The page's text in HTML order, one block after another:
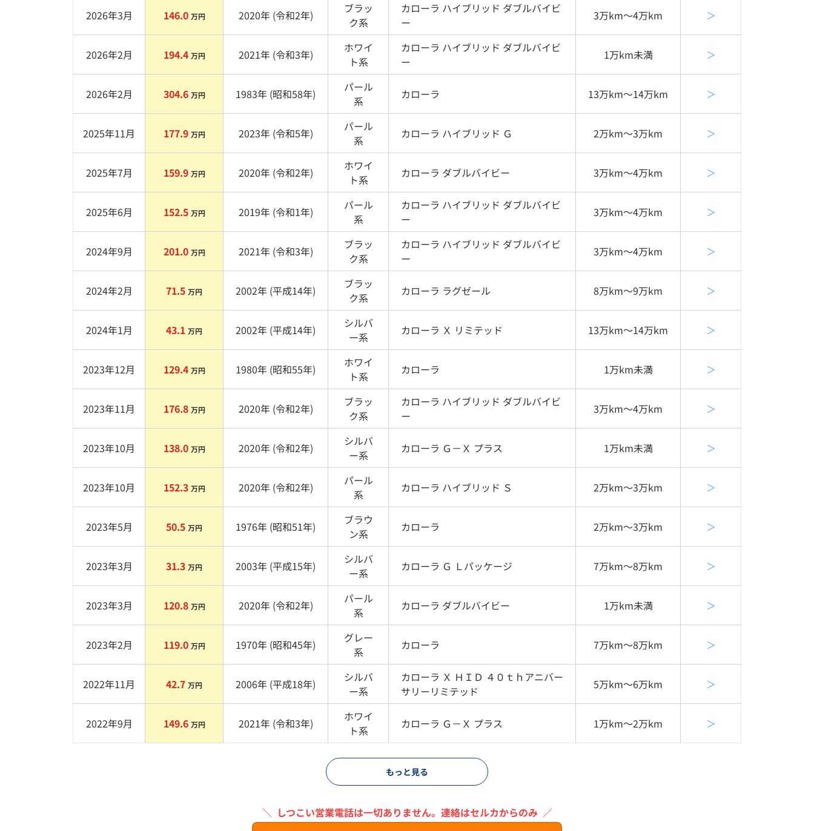
2026年3月 146.0 万円 2020年 (令和2年)
ブラッ
ク系
カローラ ハイブリッド ダブルバイビ
ー
3万km〜4万km ＞
2026年2月 194.4 万円 2021年 (令和3年)
ホワイ
ト系
カローラ ハイブリッド ダブルバイビ
ー
1万km未満 ＞
2026年2月 304.6 万円 1983年 (昭和58年)
パール
系
カローラ 13万km〜14万km ＞
2025年11月 177.9 万円 2023年 (令和5年)
パール
系
カローラ ハイブリッド Ｇ 2万km〜3万km ＞
2025年7月 159.9 万円 2020年 (令和2年)
ホワイ
ト系 カローラ ダブルバイビー 3万km〜4万km ＞
2025年6月 152.5 万円 2019年 (令和1年)
パール
系
カローラ ハイブリッド ダブルバイビ
ー
3万km〜4万km ＞
2024年9月 201.0 万円 2021年 (令和3年)
ブラッ
ク系
カローラ ハイブリッド ダブルバイビ
ー
3万km〜4万km ＞
2024年2月 71.5 万円 2002年 (平成14年)
ブラッ
ク系 カローラ ラグゼール 8万km〜9万km ＞
2024年1月 43.1 万円 2002年 (平成14年)
シルバ
ー系 カローラ Ｘ リミテッド 13万km〜14万km ＞
2023年12月 129.4 万円 1980年 (昭和55年)
ホワイ
ト系 カローラ 1万km未満 ＞
2023年11月 176.8 万円 2020年 (令和2年)
ブラッ
ク系
カローラ ハイブリッド ダブルバイビ
ー
3万km〜4万km ＞
2023年10月 138.0 万円 2020年 (令和2年)
シルバ
ー系 カローラ Ｇ－Ｘ プラス 1万km未満 ＞
2023年10月 152.3 万円 2020年 (令和2年)
パール
系
カローラ ハイブリッド Ｓ 2万km〜3万km ＞
2023年5月 50.5 万円 1976年 (昭和51年)
ブラウ
ン系 カローラ 2万km〜3万km ＞
2023年3月 31.3 万円 2003年 (平成15年)
シルバ
ー系 カローラ Ｇ Ｌパッケージ 7万km〜8万km ＞
2023年3月 120.8 万円 2020年 (令和2年)
パール
系
カローラ ダブルバイビー 1万km未満 ＞
2023年2月 119.0 万円 1970年 (昭和45年)
グレー
系
カローラ 7万km〜8万km ＞
2022年11月 42.7 万円 2006年 (平成18年)
シルバ
ー系
カローラ Ｘ ＨＩＤ ４０ｔｈアニバー
サリーリミテッド
5万km〜6万km ＞
2022年9月 149.6 万円 2021年 (令和3年)
ホワイ
ト系 カローラ Ｇ－Ｘ プラス 1万km〜2万km ＞
もっと見る
＼ しつこい営業電話は一切ありません。 連絡はセルカからのみ ／